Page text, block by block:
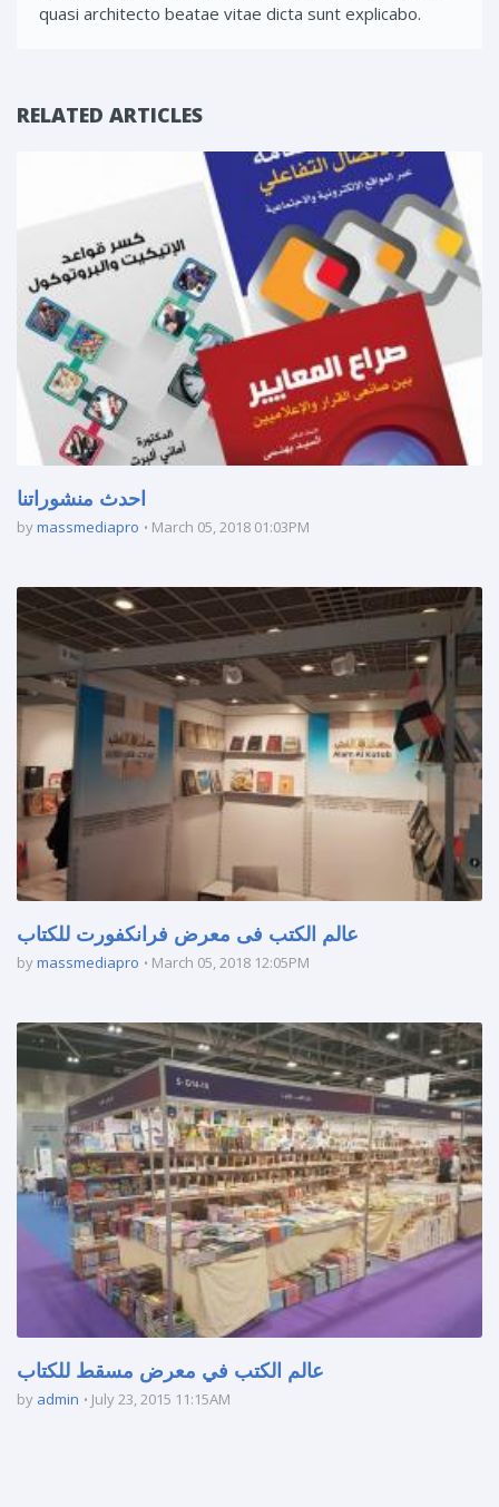
quasi architecto beatae vitae dicta sunt explicabo.
RELATED ARTICLES
احدث منشوراتنا
bymassmediapro March 05, 2018 01:03PM
عالم الكتب فى معرض فرانكفورت للكتاب
bymassmediapro March 05, 2018 12:05PM
عالم الكتب في معرض مسقط للكتاب
by admin July 23, 2015 11:15AM